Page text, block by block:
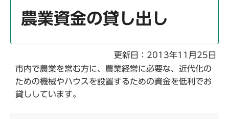
農業資金の貸し出し
更新日：2013年11月25日
市内で農業を営む方に、農業経営に必要な、近代化の
ための機械やハウスを設置するための資金を低利でお
貸ししています。